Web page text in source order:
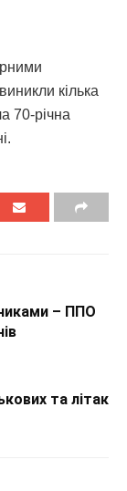
кілька
70-річна
– ППО
та літак